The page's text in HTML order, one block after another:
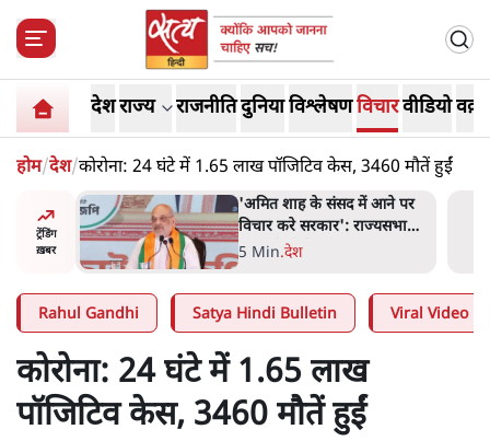
देशराज्य राजनीतिदुनियाविश्लेषणविचारवीडियो
होम/देश/कोरोना: 24 घंटे में 1.65 लाख पॉजिटिव केस, 3460 मौतें हुईं
ट्रेंडिंग
ख़बर
जनता का 2.32 करोड़ रोज़ाना
खर्चः योगी सरकार ने विज्ञापनों पर
उड़ाने में मोदी 3.0 को भी पीछे
7 Min.उत्तर प्रदेश
Rahul Gandhi Satya Hindi Bulletin Viral Video
कोरोना: 24 घंटे में 1.65 लाख
पॉजिटिव केस, 3460 मौतें हुईं